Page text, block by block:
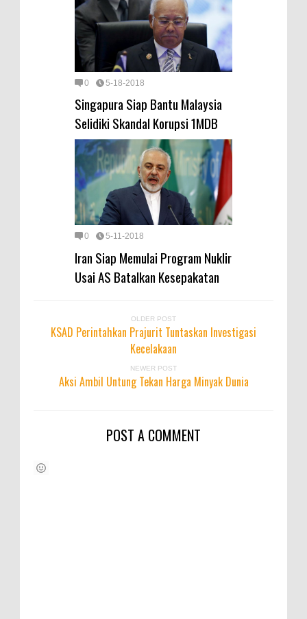
0 5-18-2018
Singapura Siap Bantu Malaysia
Selidiki Skandal Korupsi 1MDB
0 5-11-2018
Iran Siap Memulai Program Nuklir
Usai AS Batalkan Kesepakatan
OLDER POST
KSAD Perintahkan Prajurit Tuntaskan Investigasi
Kecelakaan
NEWER POST
Aksi Ambil Untung Tekan Harga Minyak Dunia
POST A COMMENT